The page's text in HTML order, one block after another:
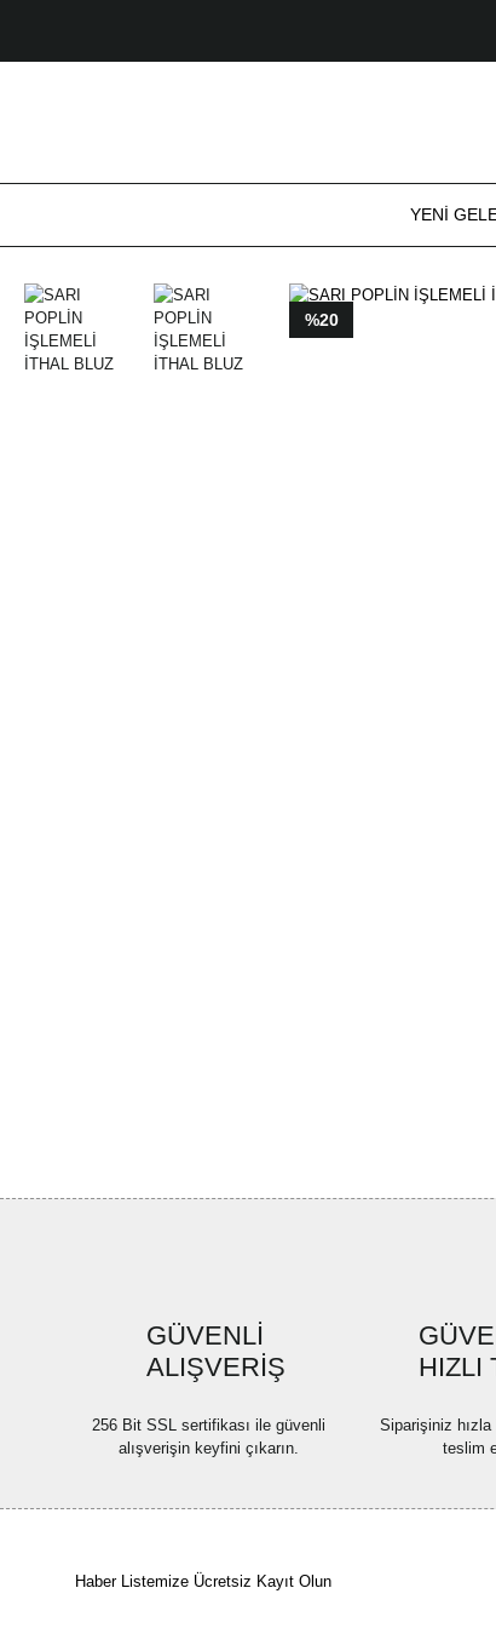
YENİ
%20
GÜVENLİ
ALIŞVERİŞ
256 Bit SSL sertifikası ile güvenli
alışverişin keyfini çıkarın.
HIZLI
Siparişiniz hızla
teslim
Haber Listemize Ücretsiz Kayıt Olun